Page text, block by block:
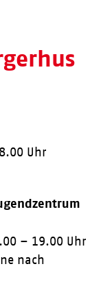
Uhr
– 19.00 Uhr
nach